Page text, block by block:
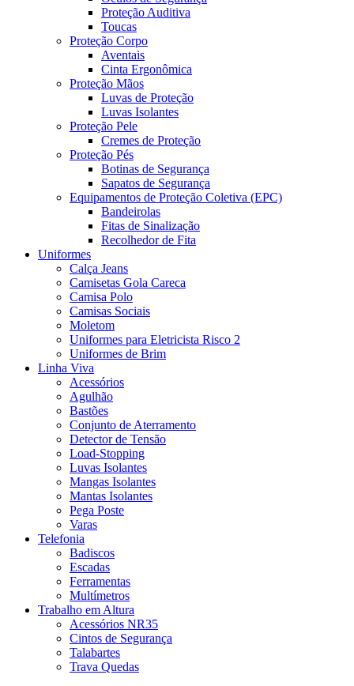
Proteção Auditiva
Toucas
Proteção Corpo
Aventais
Cinta Ergonômica
Proteção Mãos
Luvas de Proteção
Luvas Isolantes
Proteção Pele
Cremes de Proteção
Proteção Pés
Botinas de Segurança
Sapatos de Segurança
Equipamentos de Proteção Coletiva (EPC)
Bandeirolas
Fitas de Sinalização
Recolhedor de Fita
Uniformes
Calça Jeans
Camisetas Gola Careca
Camisa Polo
Camisas Sociais
Moletom
Uniformes para Eletricista Risco 2
Uniformes de Brim
Linha Viva
Acessórios
Agulhão
Bastões
Conjunto de Aterramento
Detector de Tensão
Load-Stopping
Luvas Isolantes
Mangas Isolantes
Mantas Isolantes
Pega Poste
Varas
Telefonia
Badiscos
Escadas
Ferramentas
Multímetros
Trabalho em Altura
Acessórios NR35
Cintos de Segurança
Talabartes
Trava Quedas